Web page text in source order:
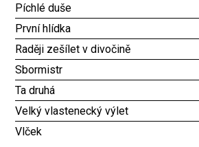
Píchlé duše
První hlídka
Raději zešílet v divočině
Sbormistr
Ta druhá
Velký vlastenecký výlet
Vlček